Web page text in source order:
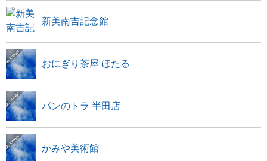
新美南吉記念館
おにぎり茶屋 ほたる
パンのトラ 半田店
かみや美術館